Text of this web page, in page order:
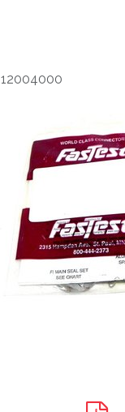
12004000